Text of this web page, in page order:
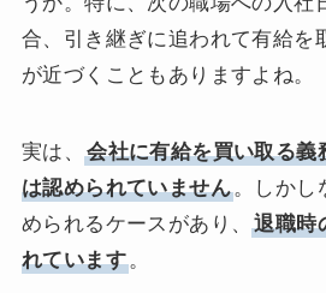
合、引き継ぎに追われて有給を
が近づくこともありますよね。
実は、会社に有給を買い取る義
は認められていません。しかし
められるケースがあり、退職時
れています。